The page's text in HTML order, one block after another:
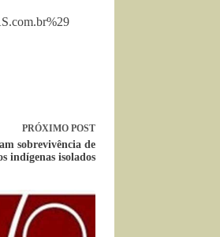
PRÓXIMO POST
sobrevivência de
indígenas isolados